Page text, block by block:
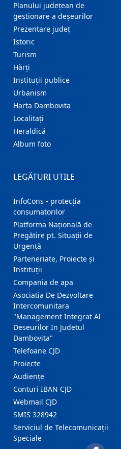
Planului județean de
gestionare a deșeurilor
Prezentare judeţ
Istoric
Turism
Hărţi
Instituţii publice
Urbanism
Harta Dambovita
Localitaţi
Heraldică
Album foto
LEGĂTURI UTILE
InfoCons - protecția
consumatorilor
Platforma Națională de
Pregătire pt. Situații de
Urgență
Parteneriate, Proiecte și
Instituții
Compania de apa
Asociatia De Dezvoltare
Intercomunitara
"Management Integrat Al
Deseurilor In Judetul
Dambovita"
Telefoane CJD
Proiecte
Audienţe
Conturi IBAN CJD
Webmail CJD
SMIS 328942
Serviciul de Telecomunicații
Speciale